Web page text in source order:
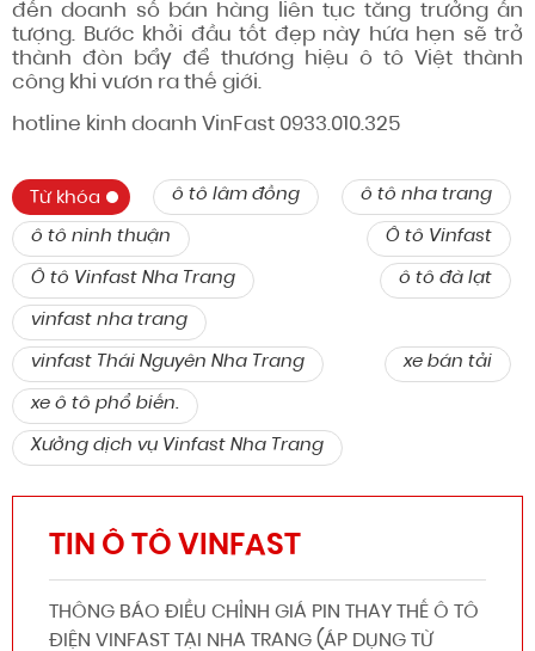
đến doanh số bán hàng liên tục tăng trưởng ấn
tượng. Bước khởi đầu tốt đẹp này hứa hẹn sẽ trở
thành đòn bẩy để thương hiệu ô tô Việt thành
công khi vươn ra thế giới.
hotline kinh doanh VinFast 0933.010.325
Từ khóa ô tô lâm đồng ô tô nha trang
ô tô ninh thuận Ô tô Vinfast
Ô tô Vinfast Nha Trang ô tô đà lạt
vinfast nha trang
vinfast Thái Nguyên Nha Trang xe bán tải
xe ô tô phổ biến.
Xưởng dịch vụ Vinfast Nha Trang
TIN Ô TÔ VINFAST
THÔNG BÁO ĐIỀU CHỈNH GIÁ PIN THAY THẾ Ô TÔ
ĐIỆN VINFAST TẠI NHA TRANG (ÁP DỤNG TỪ